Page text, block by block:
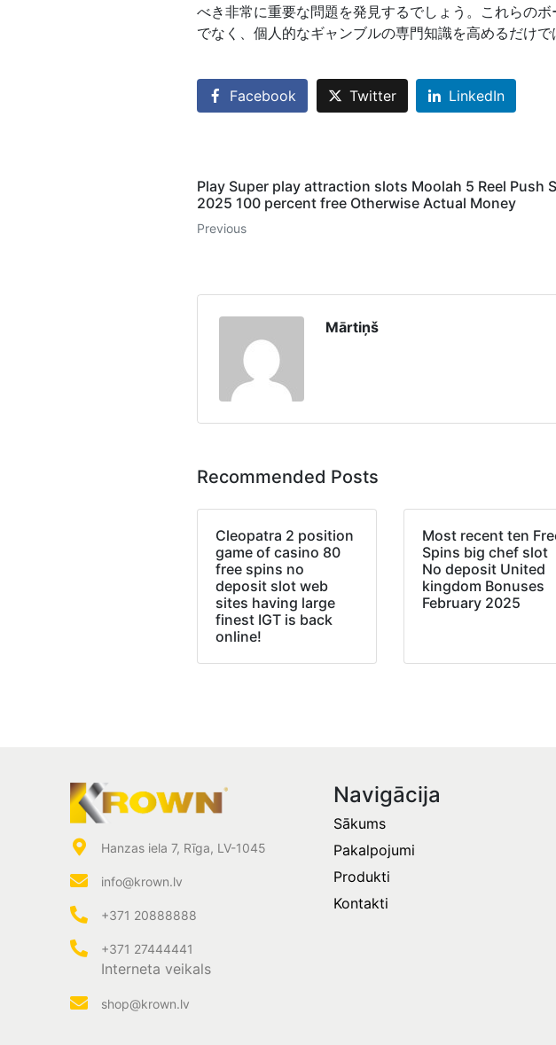
べき非常に重要な問題を発見するでしょう。これらの
でなく、個人的なギャンブルの専門知識を高めるだけで
Facebook Twitter LinkedIn
Play Super play attraction slots Moolah 5 Reel Push
2025 100 percent free Otherwise Actual Money
Previous
Mārtiņš
Recommended Posts
Cleopatra 2 position
game of casino 80
free spins no
deposit slot web
sites having large
finest IGT is back
online!
Most recent ten
Spins big chef slot
No deposit United
kingdom Bonuses
February 2025
Hanzas iela 7, Rīga, LV-1045
info@krown.lv
+371 20888888
+371 27444441
Interneta veikals
shop@krown.lv
Navigācija
Sākums
Pakalpojumi
Produkti
Kontakti